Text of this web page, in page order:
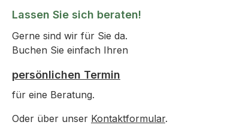
Lassen Sie sich beraten!
Gerne sind wir für Sie da.
Buchen Sie einfach Ihren
persönlichen Termin
für eine Beratung.
Oder über unser Kontaktformular.